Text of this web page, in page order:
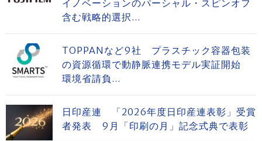
イノベーションのパーシャル・スピンオフ
含む戦略的選択...
TOPPANなど9社 プラスチック容器包装
の資源循環で動静脈連携モデル実証開始
環境省請負...
日印産連 「2026年度日印産連表彰」受賞
者発表 9月「印刷の月」記念式典で表彰